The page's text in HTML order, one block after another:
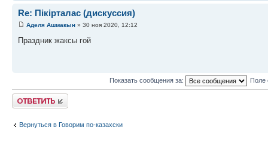
Re: Пікірталас (дискуссия)
Аделя Ашмакын » 30 ноя 2020, 12:12
Праздник жаксы гой
Показать сообщения за: Поле
Ответить
Вернуться в Говорим по-казахски